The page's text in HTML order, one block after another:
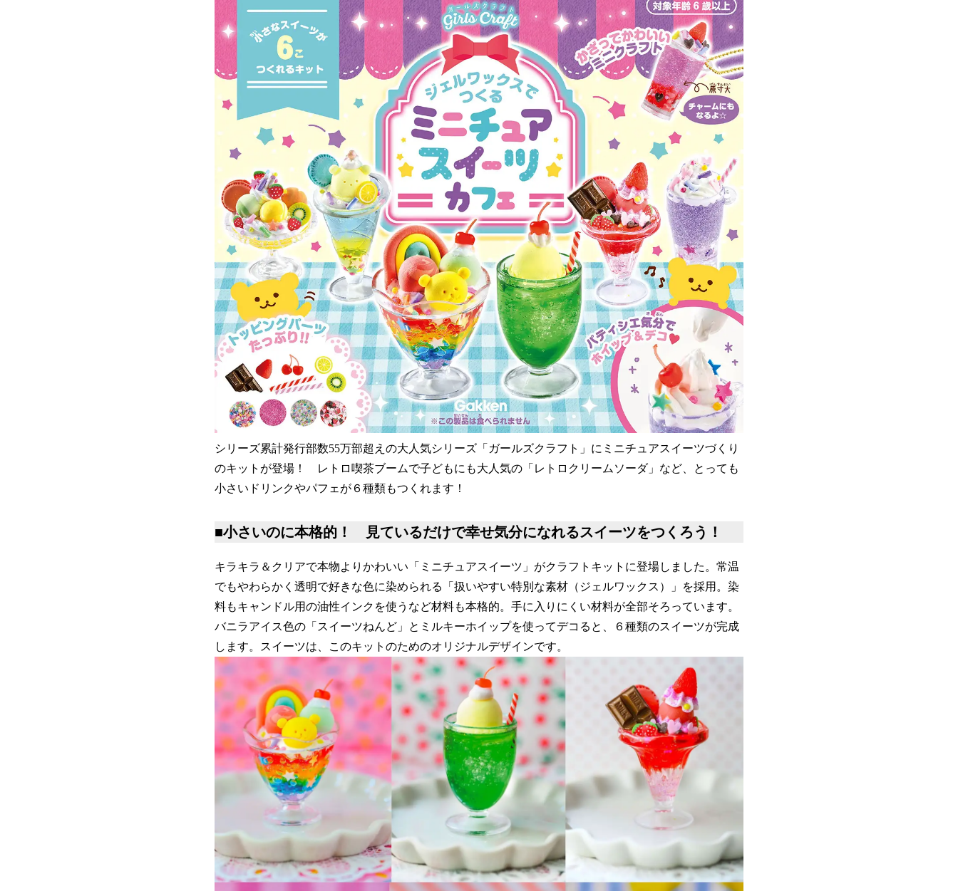
中
で
す
シリーズ累計発行部数55万部超えの大人気シリーズ「ガールズクラフト」にミニチュアスイーツづくり
のキットが登場！ レトロ喫茶ブームで子どもにも大人気の「レトロクリームソーダ」など、とっても
小さいドリンクやパフェが６種類もつくれます！
■小さいのに本格的！ 見ているだけで幸せ気分になれるスイーツをつくろう！
キラキラ＆クリアで本物よりかわいい「ミニチュアスイーツ」がクラフトキットに登場しました。常温
でもやわらかく透明で好きな色に染められる「扱いやすい特別な素材（ジェルワックス）」を採用。染
料もキャンドル用の油性インクを使うなど材料も本格的。手に入りにくい材料が全部そろっています。
バニラアイス色の「スイーツねんど」とミルキーホイップを使ってデコると、６種類のスイーツが完成
します。スイーツは、このキットのためのオリジナルデザインです。